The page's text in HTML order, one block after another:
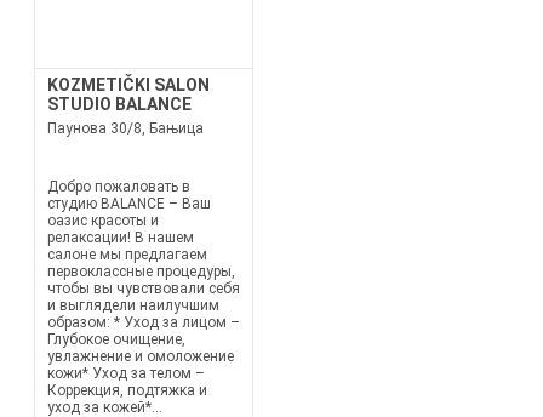
KOZMETIČKI SALON
STUDIO BALANCE
Паунова 30/8, Бањица
Добро пожаловать в
студию BALANCE – Ваш
оазис красоты и
релаксации! В нашем
салоне мы предлагаем
первоклассные процедуры,
чтобы вы чувствовали себя
и выглядели наилучшим
образом: * Уход за лицом –
Глубокое очищение,
увлажнение и омоложение
кожи* Уход за телом –
Коррекция, подтяжка и
уход за кожей*...